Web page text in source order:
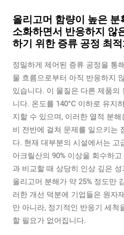
올리고머 함량이 높은 분
소화하면서 반응하지 않
하기 위한 증류 공정 최
정밀하게 제어된 증류 공정을 통
물 흐름으로부터 아직 반응하지
있습니다. 이 물질은 다른 제품의
니다. 온도를 140°C 이하로 유지
지할 수 있으며, 이러한 열적 분
비 전반에 걸쳐 문제를 일으키는
다. 현재 대부분의 시설에서는 고
아크릴산의 90% 이상을 회수하
과 비교할 때 상당히 인상 깊은
올리고머 분해가 약 25% 정도만
러한 개선 덕분에 기업들은 원자
만 아니라, 정기적인 반응기 세척
할 필요가 없어집니다.